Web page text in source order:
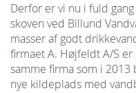
Derfor er vi nu i fuld
skoven ved Billund
masser af godt
firmaet A. Højfeldt A/S
samme firma som i 2013
nye kildeplads med